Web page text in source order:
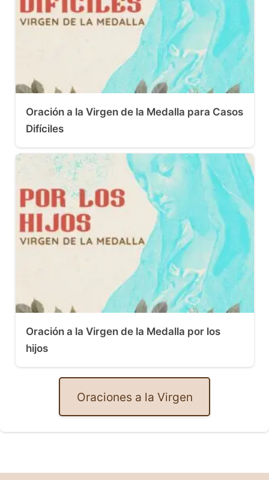
Oración a la Virgen de la Medalla para Casos
Difíciles
Oración a la Virgen de la Medalla por los
hijos
Oraciones a la Virgen